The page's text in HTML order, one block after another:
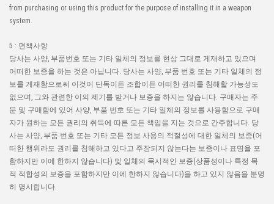
from purchasing or using this product for the purpose of installing it in a weapon
system.
5 : 면책사항
당사는 사양, 부품번호 또는 기타 일체의 정보를 현상 그대로 게재하고 있으며
어떠한 보증을 하는 것은 아닙니다. 당사는 사양, 부품 번호 또는 기타 일체의 정
보를 게재함으로써 이것이 단독이든 조합이든 어떠한 권리를 침해할 가능성도
없으며, 그와 관련한 이의 제기를 받거나 보증을 하지는 않습니다. 구매자는 주
문 및 구매함에 있어 사양, 부품 번호 또는 기타 일체의 정보를 사용함으로 구매
자가 원하는 모든 권리의 취득에 따른 모든 책임을 지는 것으로 간주합니다. 당
사는 사양, 부품 번호 또는 기타 모든 정보 사용의 적절성에 대한 일체의 보증(어
떠한 행위라도 권리를 침해하고 있다고 주장되지 않는다는 보증이나 표명을 포
함하지만 이에 한하지 않습니다) 및 일체의 묵시적인 보증(상품성이나 특정 목
적 적합성의 보증을 포함하지만 이에 한하지 않습니다)을 하고 있지 않음을 분명
히 명시합니다.